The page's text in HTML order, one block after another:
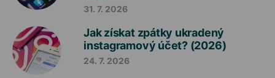
31. 7. 2026
Jak získat zpátky ukradený
instagramový účet? (2026)
24. 7. 2026